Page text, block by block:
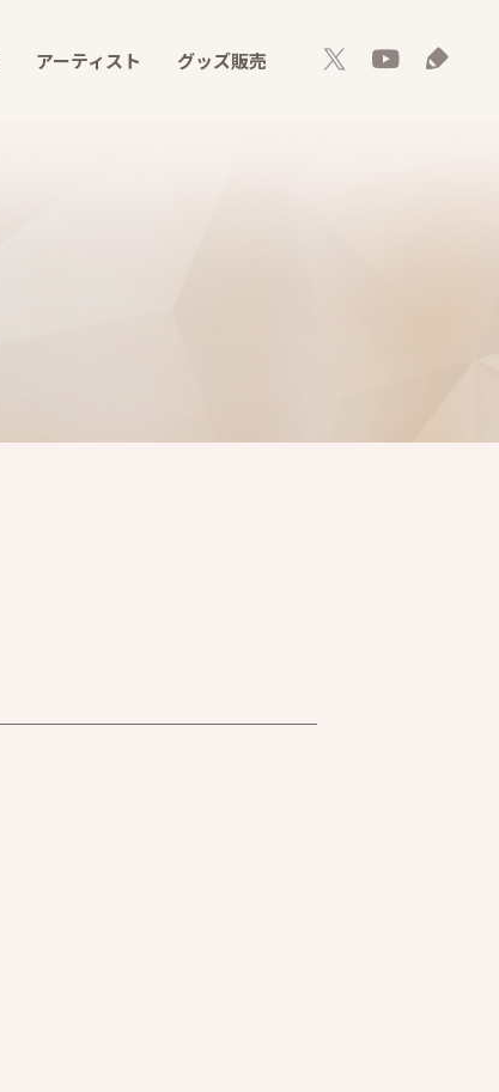
アーティスト グッズ販売